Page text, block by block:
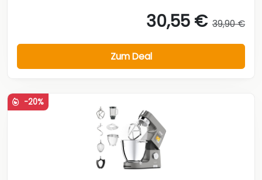
30,55 € 39,90 €
Zum Deal
-20%